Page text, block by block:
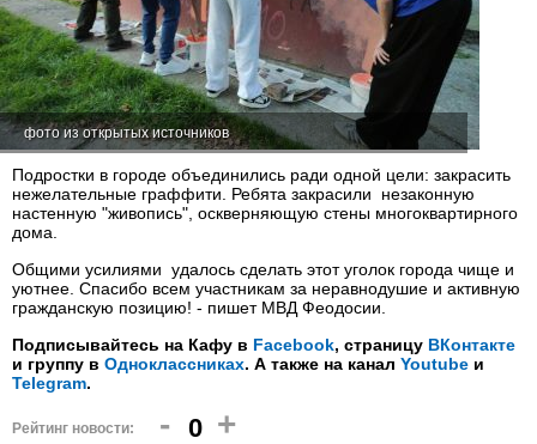
фото из открытых источников
Подростки в городе объединились ради одной цели: закрасить
нежелательные граффити. Ребята закрасили незаконную
настенную "живопись", оскверняющую стены многоквартирного
дома.
Общими усилиями удалось сделать этот уголок города чище и
уютнее. Спасибо всем участникам за неравнодушие и активную
гражданскую позицию! - пишет МВД Феодосии.
Подписывайтесь на Кафу в Facebook, страницу ВКонтакте
и группу в Одноклассниках. А также на канал Youtube и
Telegram.
Рейтинг новости: - 0 +